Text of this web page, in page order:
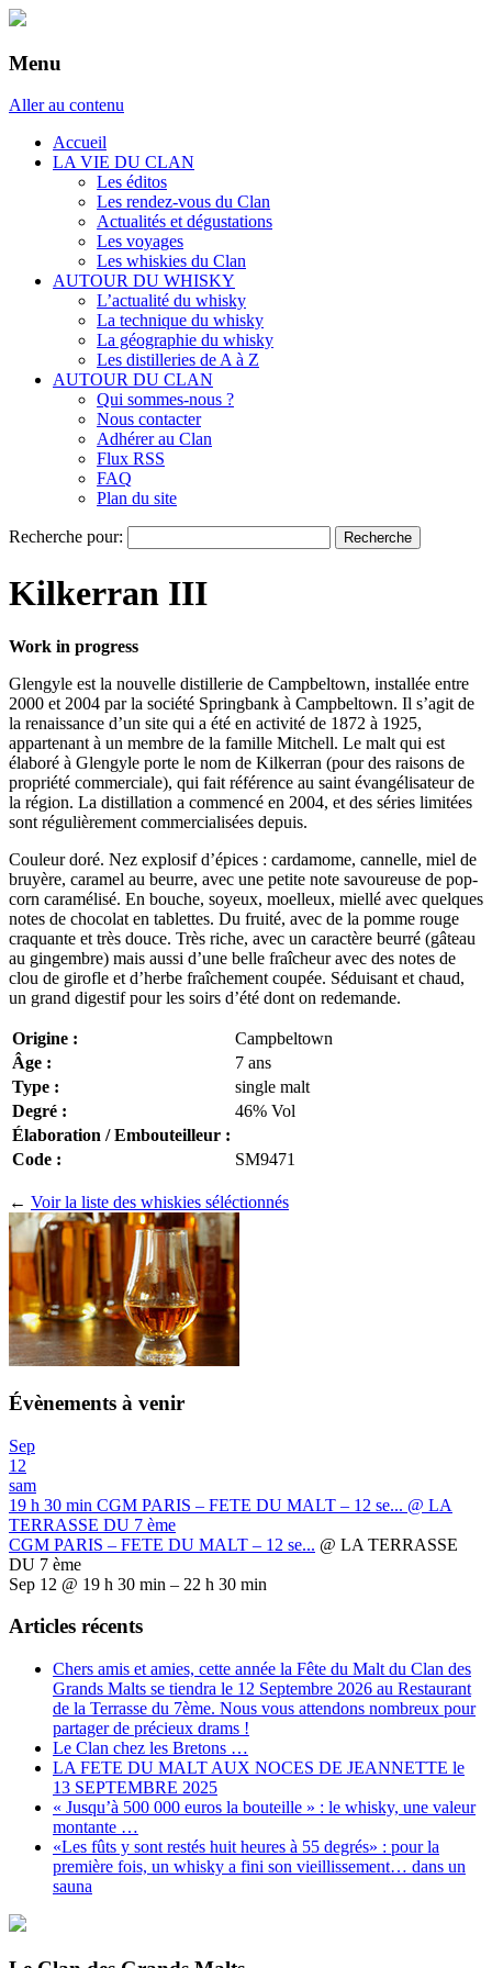
Menu
Aller au contenu
Accueil
LA VIE DU CLAN
Les éditos
Les rendez-vous du Clan
Actualités et dégustations
Les voyages
Les whiskies du Clan
AUTOUR DU WHISKY
L’actualité du whisky
La technique du whisky
La géographie du whisky
Les distilleries de A à Z
AUTOUR DU CLAN
Qui sommes-nous ?
Nous contacter
Adhérer au Clan
Flux RSS
FAQ
Plan du site
Recherche pour:
Kilkerran III
Work in progress
Glengyle est la nouvelle distillerie de Campbel­town, installée entre
2000 et 2004 par la société Springbank à Campbeltown. Il s’agit de
la renais­sance d’un site qui a été en activité de 1872 à 1925,
appartenant à un membre de la famille Mitchell. Le malt qui est
élaboré à Glengyle porte le nom de Kilkerran (pour des raisons de
propriété commer­ciale), qui fait référence au saint évangélisateur de
la région. La distillation a commencé en 2004, et des séries limitées
sont régulièrement commercialisées depuis.
Couleur doré. Nez explosif d’épices : cardamome, cannelle, miel de
bruyère, caramel au beurre, avec une petite note savoureuse de pop-
corn caramélisé. En bouche, soyeux, moelleux, miellé avec quelques
notes de chocolat en tablettes. Du fruité, avec de la pomme rouge
cra­quante et très douce. Très riche, avec un caractère beurré (gâteau
au gingembre) mais aussi d’une belle fraîcheur avec des notes de
clou de girofle et d’herbe fraîchement coupée. Séduisant et chaud,
un grand digestif pour les soirs d’été dont on redemande.
Origine :
Campbeltown
Âge :
7 ans
Type :
single malt
Degré :
46% Vol
Élaboration / Embouteilleur :
Code :
SM9471
← Voir la liste des whiskies séléctionnés
Évènements à venir
Sep
12
sam
19 h 30 min CGM PARIS – FETE DU MALT – 12 se... @ LA
TERRASSE DU 7 ème
CGM PARIS – FETE DU MALT – 12 se... @ LA TERRASSE
DU 7 ème
Sep 12 @ 19 h 30 min – 22 h 30 min
Articles récents
Chers amis et amies, cette année la Fête du Malt du Clan des
Grands Malts se tiendra le 12 Septembre 2026 au Restaurant
de la Terrasse du 7ème. Nous vous attendons nombreux pour
partager de précieux drams !
Le Clan chez les Bretons …
LA FETE DU MALT AUX NOCES DE JEANNETTE le
13 SEPTEMBRE 2025
« Jusqu’à 500 000 euros la bouteille » : le whisky, une valeur
montante …
«Les fûts y sont restés huit heures à 55 degrés» : pour la
première fois, un whisky a fini son vieillissement… dans un
sauna